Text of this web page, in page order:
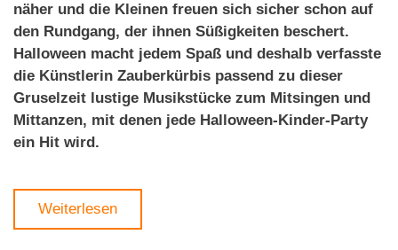
näher und die Kleinen freuen sich sicher schon auf
den Rundgang, der ihnen Süßigkeiten beschert.
Halloween macht jedem Spaß und deshalb verfasste
die Künstlerin Zauberkürbis passend zu dieser
Gruselzeit lustige Musikstücke zum Mitsingen und
Mittanzen, mit denen jede Halloween-Kinder-Party
ein Hit wird.
Weiterlesen